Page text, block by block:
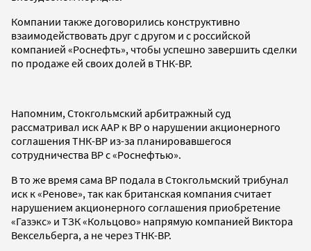
Компании также договорились конструктивно
взаимодействовать друг с другом и с российской
компанией «Роснефть», чтобы успешно завершить сделки
по продаже ей своих долей в ТНК-ВР.
Напомним, Стокгольмский арбитражный суд
рассматривал иск ААР к ВР о нарушении акционерного
соглашения ТНК-ВР из-за планировавшегося
сотрудничества ВР с «Роснефтью».
В то же время сама ВР подала в Стокгольмский трибунал
иск к «Ренове», так как британская компания считает
нарушением акционерного соглашения приобретение
«Газэкс» и ТЗК «Кольцово» напрямую компанией Виктора
Вексельберга, а не через ТНК-BP.